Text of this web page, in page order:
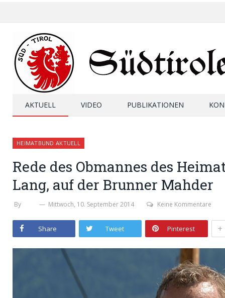
AKTUELL VIDEO PUBLIKATIONEN
HEIMATBUND AKTUELL
Rede des Obmannes des
Lang, auf der Brunner Mahder
By Mittwoch, 10. September 2014 Keine Kommentare
Share Tweet Pinterest +